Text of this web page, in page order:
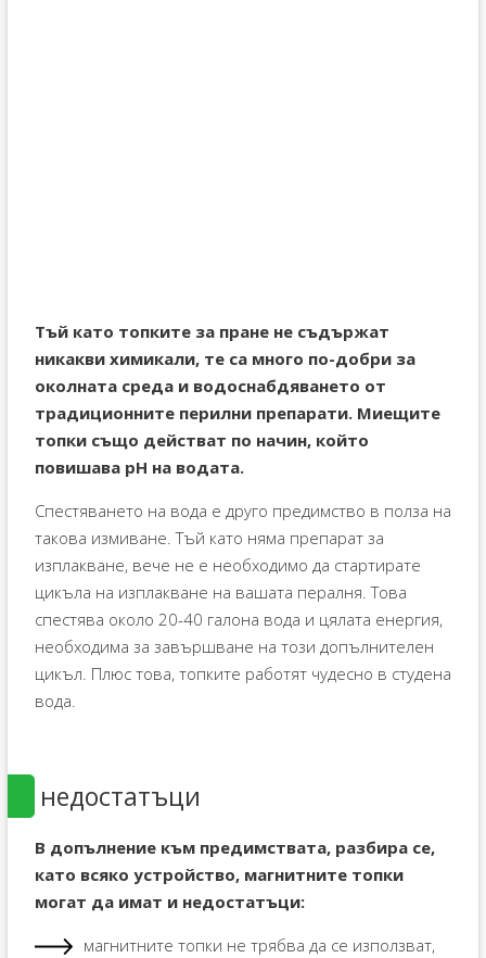
Тъй като топките за пране не съдържат
никакви химикали, те са много по-добри за
околната среда и водоснабдяването от
традиционните перилни препарати. Миещите
топки също действат по начин, който
повишава pH на водата.
Спестяването на вода е друго предимство в полза на
такова измиване. Тъй като няма препарат за
изплакване, вече не е необходимо да стартирате
цикъла на изплакване на вашата пералня. Това
спестява около 20-40 галона вода и цялата енергия,
необходима за завършване на този допълнителен
цикъл. Плюс това, топките работят чудесно в студена
вода.
недостатъци
В допълнение към предимствата, разбира се,
като всяко устройство, магнитните топки
могат да имат и недостатъци:
магнитните топки не трябва да се използват,